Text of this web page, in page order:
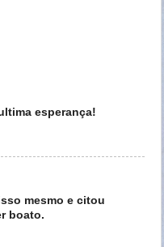
esperança!
mesmo e citou
boato.